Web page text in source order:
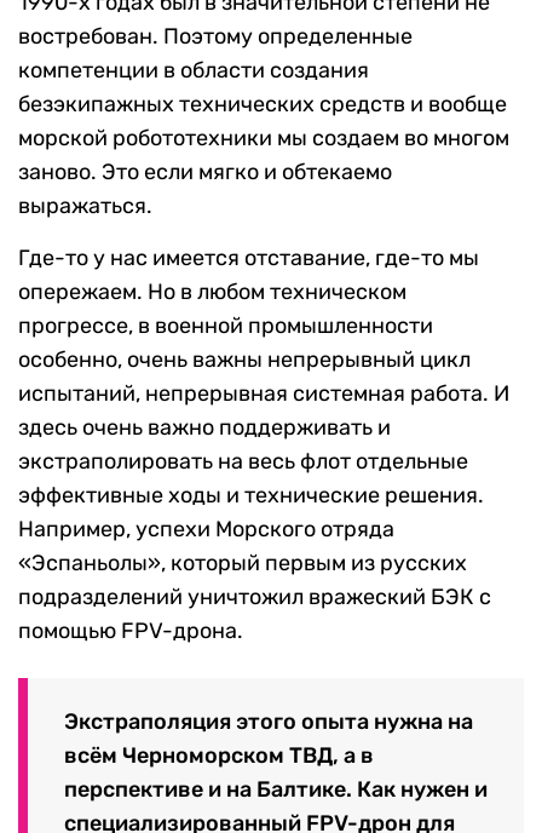
востребован. Поэтому определенные
компетенции в области создания
безэкипажных технических средств и вообще
морской робототехники мы создаем во многом
заново. Это если мягко и обтекаемо
выражаться.
Где-то у нас имеется отставание, где-то мы
опережаем. Но в любом техническом
прогрессе, в военной промышленности
особенно, очень важны непрерывный цикл
испытаний, непрерывная системная работа. И
здесь очень важно поддерживать и
экстраполировать на весь флот отдельные
эффективные ходы и технические решения.
Например, успехи Морского отряда
«Эспаньолы», который первым из русских
подразделений уничтожил вражеский БЭК с
помощью FPV-дрона.
Экстраполяция этого опыта нужна на
всём Черноморском ТВД, а в
перспективе и на Балтике. Как нужен и
специализированный FPV-дрон для